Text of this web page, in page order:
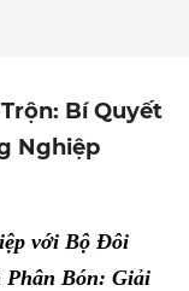
Bí Quyết
Nghiệp
với Bộ Đôi
Bón: Giải